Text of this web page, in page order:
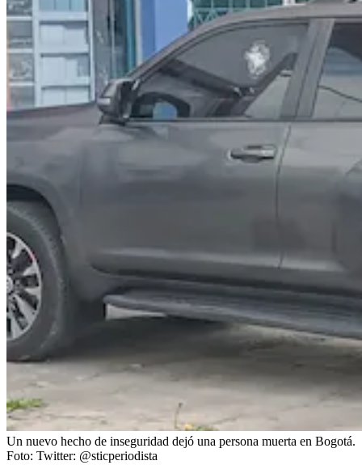
Un nuevo hecho de inseguridad dejó una persona muerta en Bogotá.
Foto: Twitter: @sticperiodista